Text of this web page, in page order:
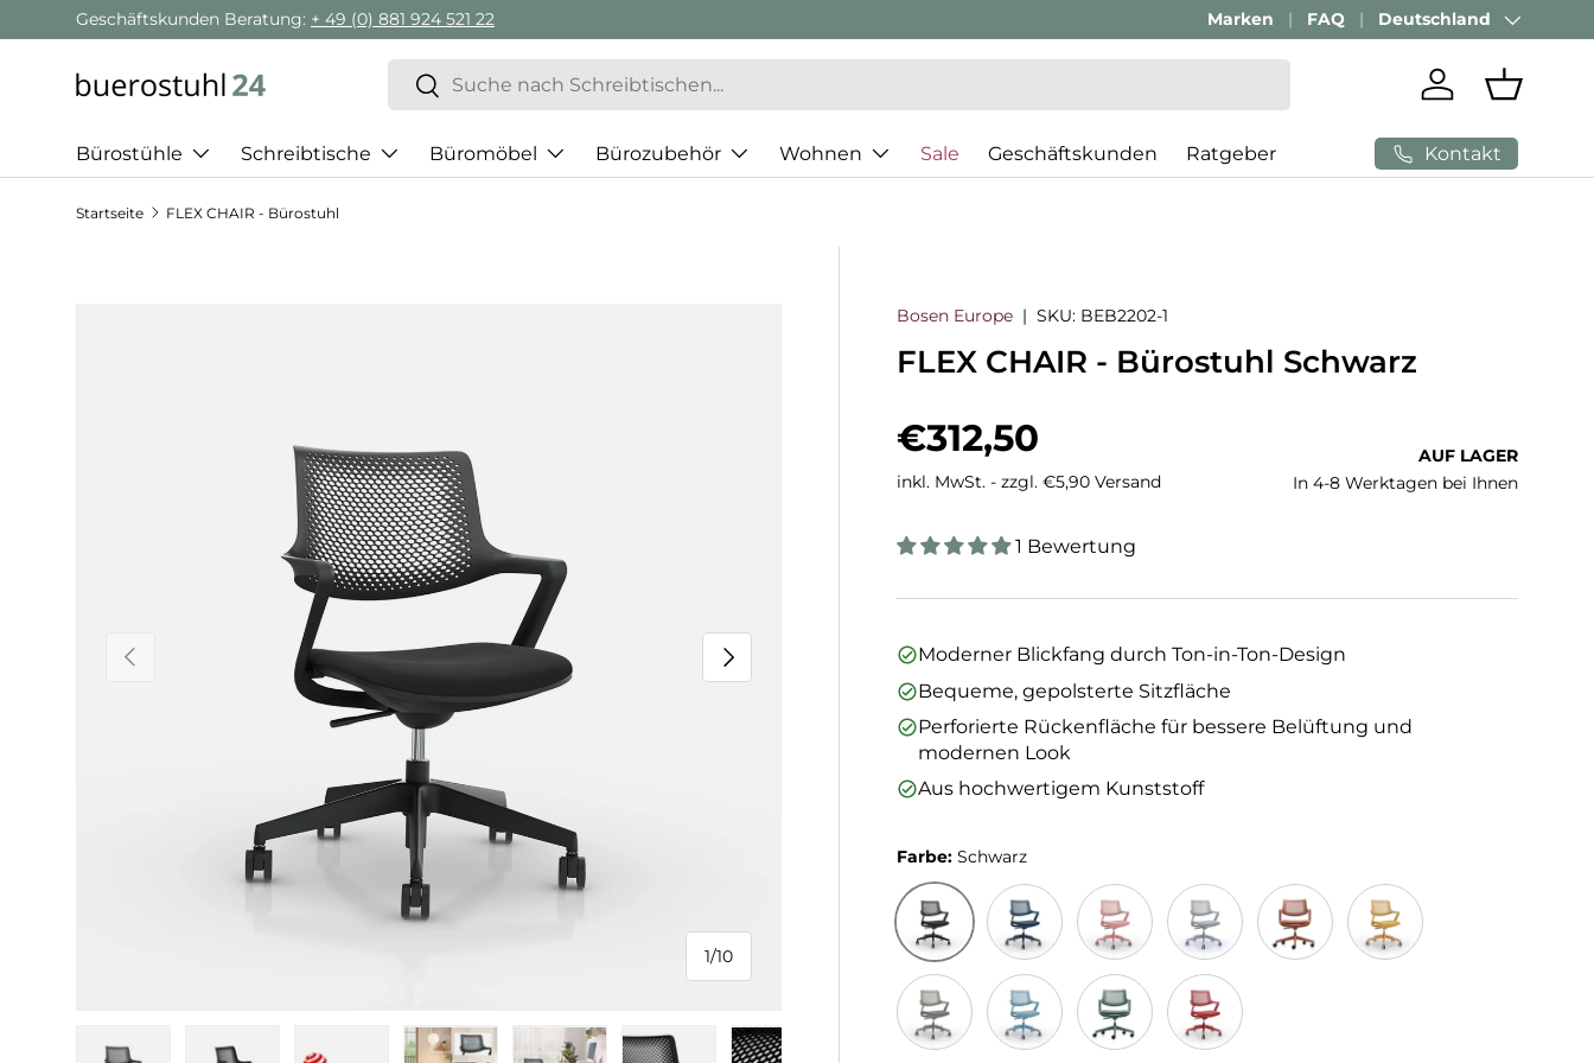
Direkt zum Inhalt
Geschäftskunden Beratung: + 49 (0) 881 924 521 22 Passenden Bürostuhl finden mitAI-Beratung
Marken FAQ Land/Region
Deutschland
Suchen
Suchen
Einloggen
Bürostühle Schreibtische Büromöbel Bürozubehör Wohnen Sale Geschäftskunden Ratgeber Kontakt
Startseite FLEX CHAIR - Bürostuhl
Vorherige
1/
von
10
Nächste
Bosen Europe |SKU: BEB2202-1
FLEX CHAIR - Bürostuhl Schwarz
Normaler Preis
€312,50
inkl. MwSt. - zzgl. €5,90 Versand
AUF LAGER
In 4-8 Werktagen bei Ihnen
1 Bewertung
Moderner Blickfang durch Ton-in-Ton-Design
Bequeme, gepolsterte Sitzfläche
Perforierte Rückenfläche für bessere Belüftung und
modernen Look
Aus hochwertigem Kunststoff
Farbe:Schwarz
Schwarz DunkelblauRosa Grau